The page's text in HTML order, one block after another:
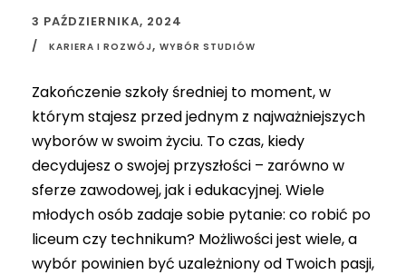
3 PAŹDZIERNIKA, 2024
KARIERA I ROZWÓJ, WYBÓR STUDIÓW
Zakończenie szkoły średniej to moment, w
którym stajesz przed jednym z najważniejszych
wyborów w swoim życiu. To czas, kiedy
decydujesz o swojej przyszłości – zarówno w
sferze zawodowej, jak i edukacyjnej. Wiele
młodych osób zadaje sobie pytanie: co robić po
liceum czy technikum? Możliwości jest wiele, a
wybór powinien być uzależniony od Twoich pasji,